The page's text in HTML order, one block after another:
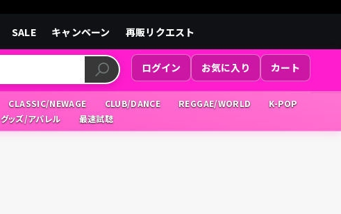
SALE キャンペーン 再販リクエスト
ログイン お気に入り カート
CLASSIC/NEWAGE CLUB/DANCE REGGAE/WORLD
K-POP
グッズ/アパレル 最速試聴